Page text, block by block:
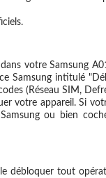
votre Samsung
Samsung intitulé
(Réseau SIM,
votre appareil. Si
ou bien
débloquer tout